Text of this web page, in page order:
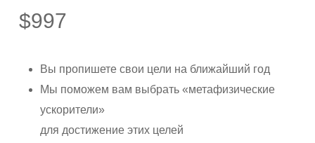
$997
Вы пропишете свои цели на ближайший год
Мы поможем вам выбрать «метафизические
ускорители»
для достижение этих целей